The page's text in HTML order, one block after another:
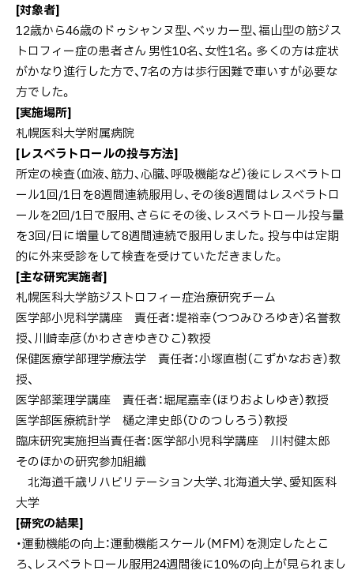
[対象者]
12歳から46歳のドゥシャンヌ型、ベッカー型、福山型の筋ジス
トロフィー症の患者さん 男性10名、女性1名。多くの方は症状
がかなり進行した方で、7名の方は歩行困難で車いすが必要な
方でした。
[実施場所]
札幌医科大学附属病院
[レスベラトロールの投与方法]
所定の検査（血液、筋力、心臓、呼吸機能など）後にレスベラトロ
ール1回/1日を8週間連続服用し、その後8週間はレスベラトロ
ールを2回/1日で服用、さらにその後、レスベラトロール投与量
を3回/日に増量して8週間連続で服用しました。投与中は定期
的に外来受診をして検査を受けていただきました。
[主な研究実施者]
札幌医科大学筋ジストロフィー症治療研究チーム
医学部小児科学講座 責任者：堤裕幸（つつみひろゆき）名誉教
授、川崎幸彦（かわさきゆきひこ）教授
保健医療学部理学療法学 責任者：小塚直樹（こずかなおき）教
授、
医学部薬理学講座 責任者：堀尾嘉幸（ほりおよしゆき）教授
医学部医療統計学 樋之津史郎（ひのつしろう）教授
臨床研究実施担当責任者：医学部小児科学講座 川村健太郎
そのほかの研究参加組織
北海道千歳リハビリテーション大学、北海道大学、愛知医科
大学
[研究の結果]
・運動機能の向上：運動機能スケール（MFM）を測定したとこ
ろ、レスベラトロール服用24週間後に10%の向上が見られまし